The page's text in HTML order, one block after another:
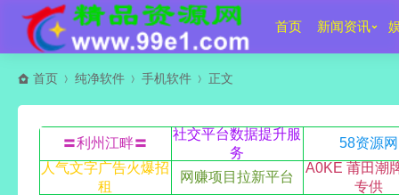
首页 新闻资讯
首页 纯净软件 手机软件 正文
〓利州江畔〓
社交平台数据提升服
务
58资源网
人气文字广告火爆招
租
网赚项目拉新平台
A0KE 莆田潮
专供